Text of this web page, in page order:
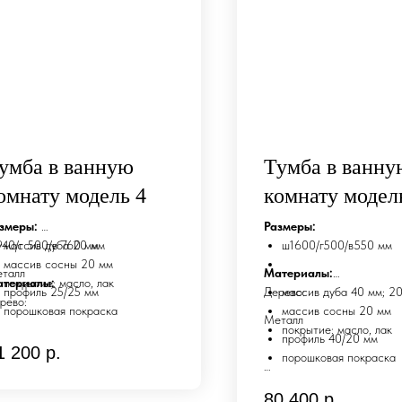
в ванную
модель 4
г 500/в 760 мм
массив дуба 20 мм
массив сосны 20 мм
покрытие: масло, лак
профиль 25/25 мм
порошковая покраска
размерам и
200 р.
Тумба в
комнату
Размеры:
ш1600/г500/в550 мм
Материалы:
Дерево:
массив дуба 40 мм;
массив сосны 20 мм
покрытие: масло, лак
Металл
профиль 40/20 мм
порошковая покраска